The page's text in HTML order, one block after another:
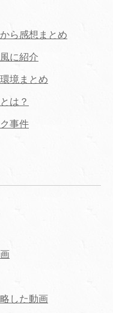
ら感想まとめ
に紹介
境まとめ
は？
事件
した動画